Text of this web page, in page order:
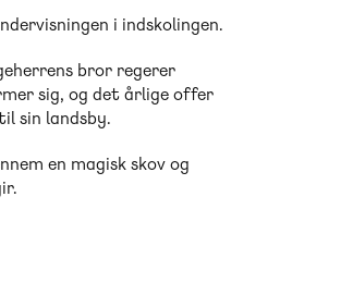
i indskolingen.
bror regerer
sig, og det årlige offer
sin landsby.
en magisk skov og